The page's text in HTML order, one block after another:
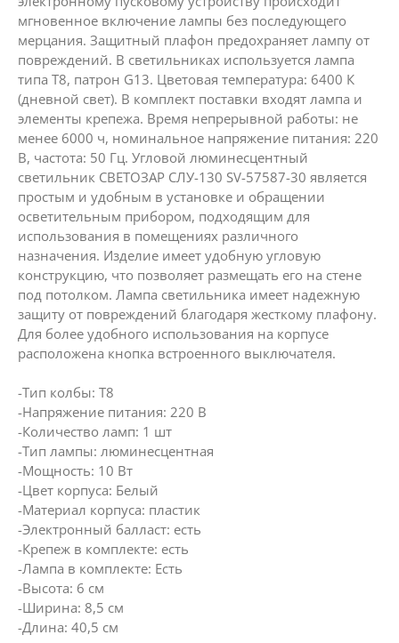
мгновенное включение лампы без последующего
мерцания. Защитный плафон предохраняет лампу от
повреждений. В светильниках используется лампа
типа Т8, патрон G13. Цветовая температура: 6400 К
(дневной свет). В комплект поставки входят лампа и
элементы крепежа. Время непрерывной работы: не
менее 6000 ч, номинальное напряжение питания: 220
В, частота: 50 Гц. Угловой люминесцентный
светильник СВЕТОЗАР СЛУ-130 SV-57587-30 является
простым и удобным в установке и обращении
осветительным прибором, подходящим для
использования в помещениях различного
назначения. Изделие имеет удобную угловую
конструкцию, что позволяет размещать его на стене
под потолком. Лампа светильника имеет надежную
защиту от повреждений благодаря жесткому плафону.
Для более удобного использования на корпусе
расположена кнопка встроенного выключателя.
-Тип колбы: T8
-Напряжение питания: 220 В
-Количество ламп: 1 шт
-Тип лампы: люминесцентная
-Мощность: 10 Вт
-Цвет корпуса: Белый
-Материал корпуса: пластик
-Электронный балласт: есть
-Крепеж в комплекте: есть
-Лампа в комплекте: Есть
-Высота: 6 см
-Ширина: 8,5 см
-Длина: 40,5 см